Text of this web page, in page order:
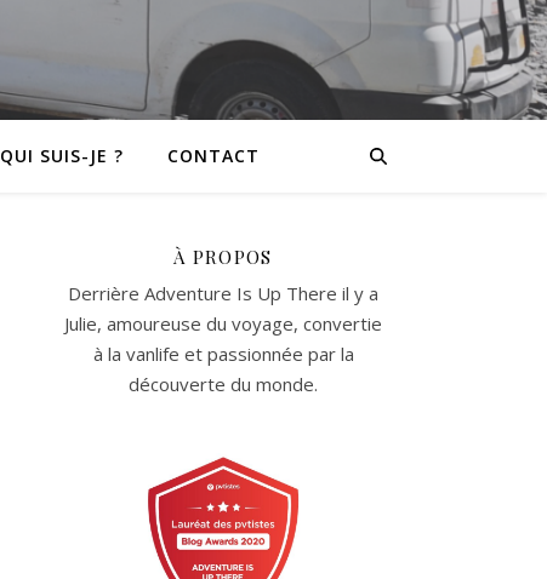
QUI SUIS-JE ? CONTACT
À PROPOS
Derrière Adventure Is Up There il y a
Julie, amoureuse du voyage, convertie
à la vanlife et passionnée par la
découverte du monde.